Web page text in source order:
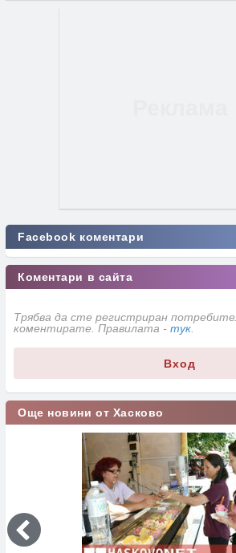
Facebook коментари
Коментари в сайта
Трябва да сте регистриран
коментирате. Правилата - тук
Вход
Още новини от Хасково